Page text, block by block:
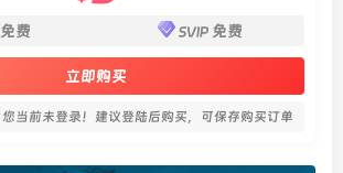
免费 SVIP 免费
立即购买
您当前未登录！建议登陆后购买，可保存购买订单